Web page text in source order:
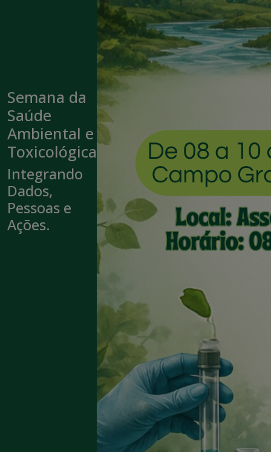
Semana da
Saúde
Ambiental e
Toxicológica
Integrando
Dados,
Pessoas e
Ações.